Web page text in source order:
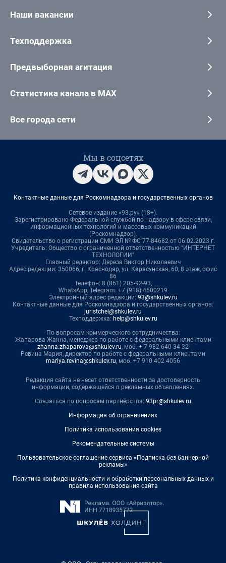
Наши вакансии
Техподдержка
Предвыборная агитация
Статистика канала в MAX
Все города сети
Мы в соцсетях
Контактные данные для Роскомнадзора и государственных органов
Сетевое издание «93.ру» (18+).
Зарегистрировано Федеральной службой по надзору в сфере связи,
информационных технологий и массовых коммуникаций
(Роскомнадзор).
Свидетельство о регистрации СМИ ЭЛ № ФС 77-84682 от 06.02.2023 г.
Учредитель: Общество с ограниченной ответственностью "ИНТЕРНЕТ
ТЕХНОЛОГИИ"
Главный редактор: Дереза Виктор Николаевич
Адрес редакции: 350066, г. Краснодар, ул. Карасунская, 60, 8 этаж, офис
86
Телефон: 8 (861) 205-92-93,
WhatsApp, Telegram: +7 (918) 4600219
Электронный адрес редакции: 93@shkulev.ru
Контактные данные для Роскомнадзора и государственных органов:
juristchel@shkulev.ru
Техподдержка: help@shkulev.ru
По вопросам коммерческого сотрудничества:
Жапарова Жанна, менеджер по работе с федеральными клиентами
zhanna.zhaparova@shkulev.ru, моб. + 7 982 640 34 32
Ревина Мария, директор по работе с федеральными клиентами
mariya.revina@shkulev.ru, моб. +7 910 402 4056
Редакция сайта не несет ответственности за достоверность
информации, содержащейся в рекламных объявлениях.
Связаться по вопросам партнёрства: 93pr@shkulev.ru
Информация об ограничениях
Политика использования cookies
Рекомендательные системы
Пользовательское соглашение сервиса «Подписка без баннерной
рекламы»
Политика конфиденциальности и обработки персональных данных и
правила использования сайта